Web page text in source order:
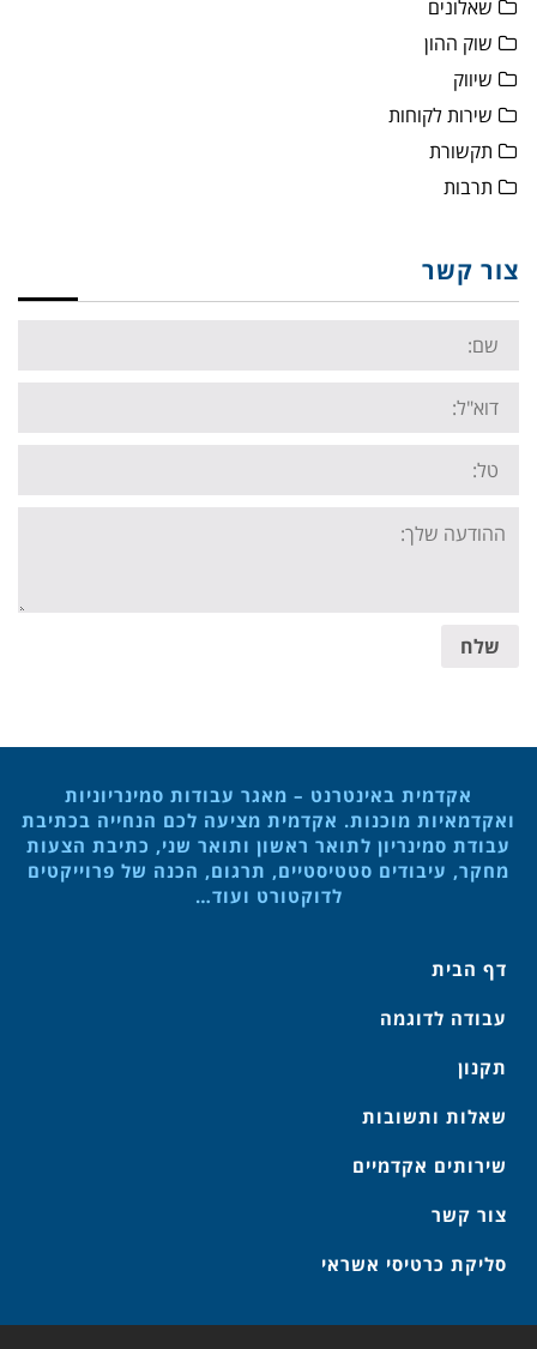
שאלונים
שוק ההון
שיווק
שירות לקוחות
תקשורת
תרבות
צור קשר
Name:
Email:
Tel:
Your
message:
שלח
אקדמית באינטרנט – מאגר עבודות סמינריוניות
ואקדמאיות מוכנות. אקדמית מציעה לכם הנחייה בכתיבת
עבודת סמינריון לתואר ראשון ותואר שני, כתיבת הצעות
מחקר, עיבודים סטטיסטיים, תרגום, הכנה של פרוייקטים
לדוקטורט ועוד…
דף הבית
עבודה לדוגמה
תקנון
שאלות ותשובות
שירותים אקדמיים
צור קשר
סליקת כרטיסי אשראי